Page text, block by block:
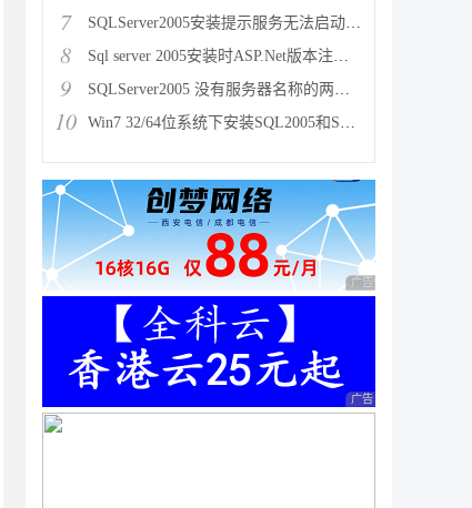
7 SQLServer2005安装提示服务无法启动原因分析及解决
8 Sql server 2005安装时ASP.Net版本注册要
9 SQLServer2005 没有服务器名称的两种解决方法
10 Win7 32/64位系统下安装SQL2005和SP3补丁安
广告 商业广告，理性
广告 商业广告，理性